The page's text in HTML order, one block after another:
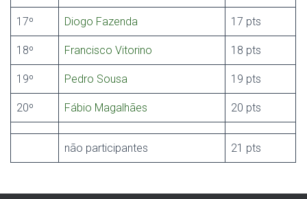
17º Diogo Fazenda 17 pts
18º Francisco Vitorino 18 pts
19º Pedro Sousa 19 pts
20º Fábio Magalhães 20 pts
não participantes 21 pts